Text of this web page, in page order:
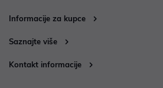
Informacije za kupce
Saznajte više
Kontakt informacije